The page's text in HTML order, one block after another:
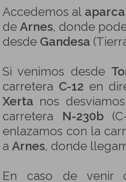
Accedemos al
de Arnes, donde
desde Gandesa
Si venimos desde
carretera C-12 en
Xerta nos
carretera N-230b(C-
enlazamos con la
a Arnes, donde
En caso de venir